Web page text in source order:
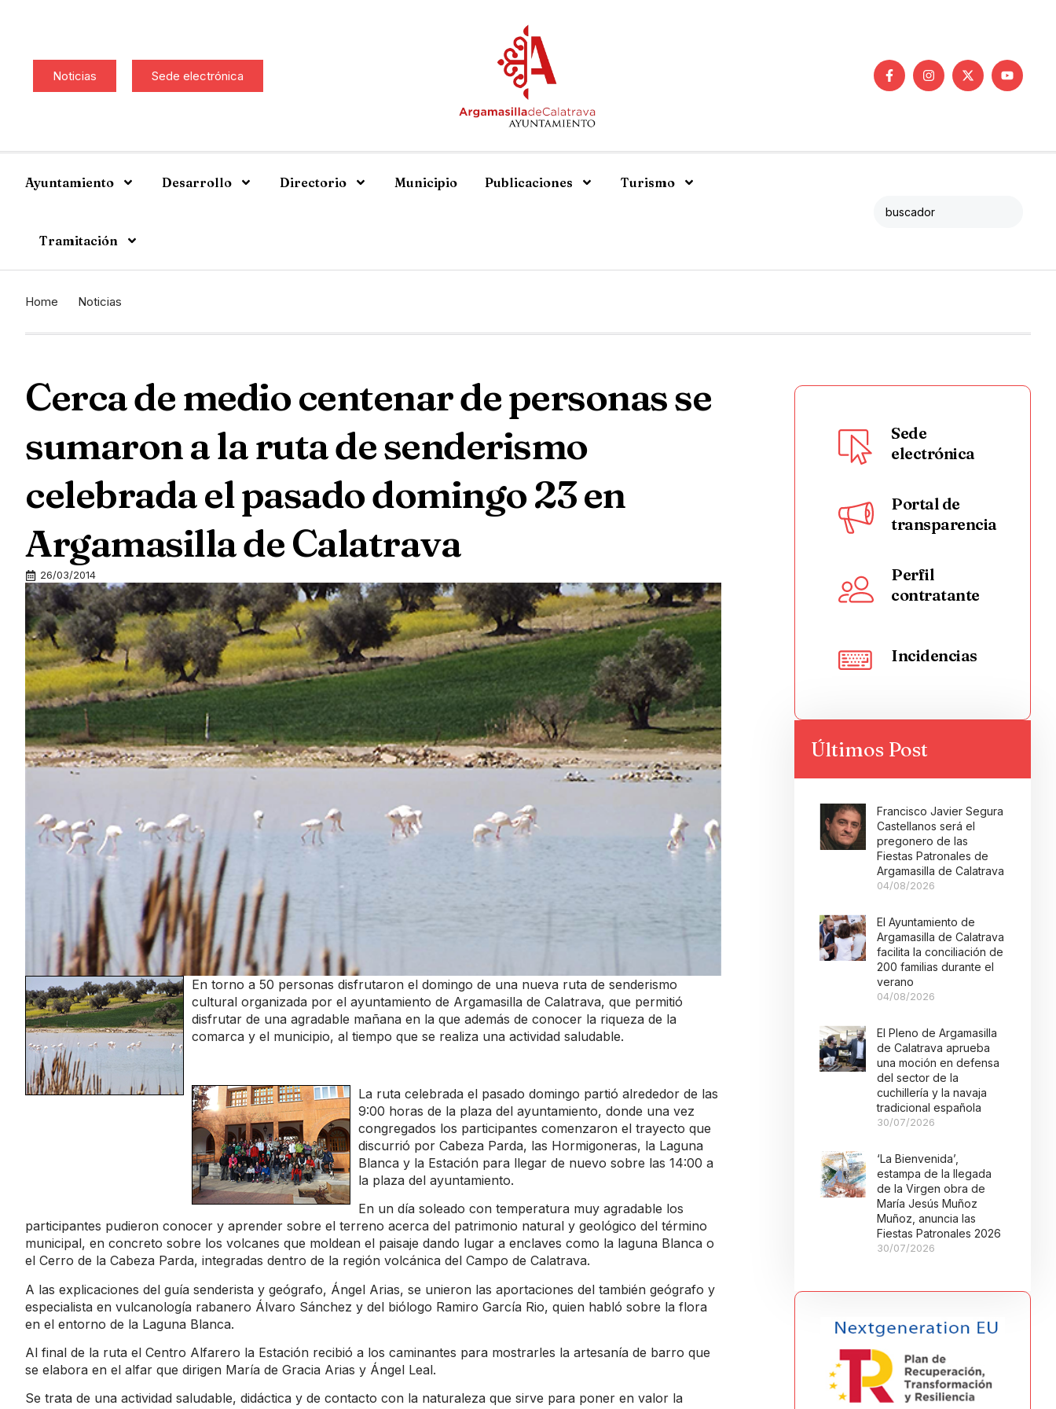
Noticias Sede electrónica
Ayuntamiento Desarrollo Directorio Municipio Publicaciones Turismo
Tramitación
Home Noticias
Cerca de medio centenar de personas se
sumaron a la ruta de senderismo
celebrada el pasado domingo 23 en
Argamasilla de Calatrava
26/03/2014
En torno a 50 personas disfrutaron el domingo de una nueva ruta de senderismo
cultural organizada por el ayuntamiento de Argamasilla de Calatrava, que permitió
disfrutar de una agradable mañana en la que además de conocer la riqueza de la
comarca y el municipio, al tiempo que se realiza una actividad saludable.
La ruta celebrada el pasado domingo partió alrededor de las
9:00 horas de la plaza del ayuntamiento, donde una vez
congregados los participantes comenzaron el trayecto que
discurrió por Cabeza Parda, las Hormigoneras, la Laguna
Blanca y la Estación para llegar de nuevo sobre las 14:00 a
la plaza del ayuntamiento.
En un día soleado con temperatura muy agradable los
participantes pudieron conocer y aprender sobre el terreno acerca del patrimonio natural y geológico del término
municipal, en concreto sobre los volcanes que moldean el paisaje dando lugar a enclaves como la laguna Blanca o
el Cerro de la Cabeza Parda, integradas dentro de la región volcánica del Campo de Calatrava.
A las explicaciones del guía senderista y geógrafo, Ángel Arias, se unieron las aportaciones del también geógrafo y
especialista en vulcanología rabanero Álvaro Sánchez y del biólogo Ramiro García Rio, quien habló sobre la flora
en el entorno de la Laguna Blanca.
Al final de la ruta el Centro Alfarero la Estación recibió a los caminantes para mostrarles la artesanía de barro que
se elabora en el alfar que dirigen María de Gracia Arias y Ángel Leal.
Se trata de una actividad saludable, didáctica y de contacto con la naturaleza que sirve para poner en valor la
Sede
electrónica
Portal de
transparencia
Perfil
contratante
Incidencias
Últimos Post
Francisco Javier Segura
Castellanos será el
pregonero de las
Fiestas Patronales de
Argamasilla de Calatrava
04/08/2026
El Ayuntamiento de
Argamasilla de Calatrava
facilita la conciliación de
200 familias durante el
verano
04/08/2026
El Pleno de Argamasilla
de Calatrava aprueba
una moción en defensa
del sector de la
cuchillería y la navaja
tradicional española
30/07/2026
‘La Bienvenida’,
estampa de la llegada
de la Virgen obra de
María Jesús Muñoz
Muñoz, anuncia las
Fiestas Patronales 2026
30/07/2026